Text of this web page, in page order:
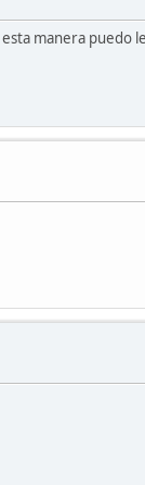
manera puedo